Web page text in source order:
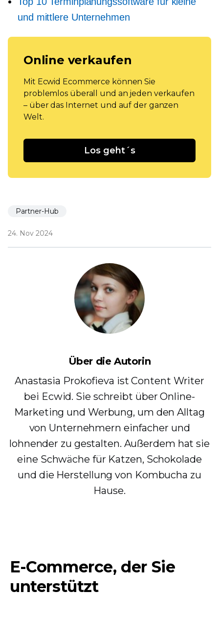
und mittlere Unternehmen
Online verkaufen
Mit Ecwid Ecommerce können Sie
problemlos überall und an jeden verkaufen
– über das Internet und auf der ganzen
Welt.
Los geht´s
Partner-Hub
24. Nov 2024
Über die Autorin
Anastasia Prokofieva ist Content Writer
bei Ecwid. Sie schreibt über Online-
Marketing und Werbung, um den Alltag
von Unternehmern einfacher und
lohnender zu gestalten. Außerdem hat sie
eine Schwäche für Katzen, Schokolade
und die Herstellung von Kombucha zu
Hause.
E-Commerce, der Sie
unterstützt